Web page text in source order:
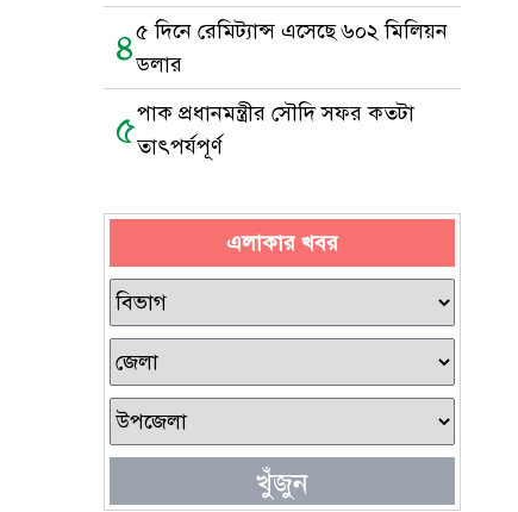
৪৫ দিনে রেমিট্যান্স এসেছে ৬০২ মিলিয়ন
ডলার
৫পাক প্রধানমন্ত্রীর সৌদি সফর কতটা
তাৎপর্যপূর্ণ
এলাকার খবর
খুঁজুন